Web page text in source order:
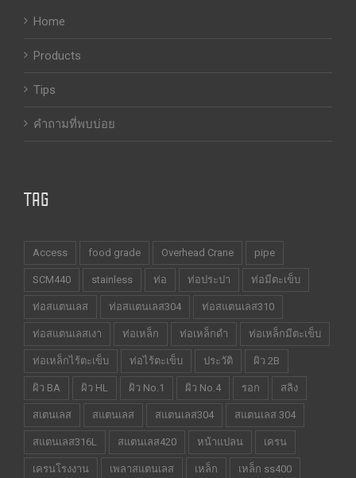
Home
Products
Tips
คำถามที่พบบ่อย
TAG
Access food grade Overhead Crane pipe
SCM440 stainless ท่อ ท่อประปา ท่อมีตะเข็บ
ท่อสแตนเลส ท่อสแตนเลส304 ท่อสแตนเลส310
ท่อสแตนเลสเงา ท่อเหล็ก ท่อเหล็กดำ ท่อเหล็กมีตะเข็บ
ท่อเหล็กไร้ตะเข็บ ท่อไร้ตะเข็บ ประวัติ ผิว 2B
ผิว BA ผิว HL ผิว No.1 ผิว No.4 รอก สลิง
สเตนเลส สแตนเลส สแตนเลส304 สแตนเลส 304
สแตนเลส316L สแตนเลส420 หน้าแปลน เครน
เครนโรงงาน เพลาสแตนเลส เหล็ก เหล็ก ss400